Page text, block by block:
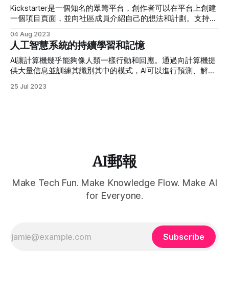
Kickstarter是一個知名的眾籌平台，創作者可以在平台上創建
一個項目頁面，並向社區成員介紹自己的想法和計劃。支持者
現目標，支持者往往會獲得一些回報，例如項目的產品或特殊
體驗。
04 Aug 2023
人工智慧系統的持續學習和記憶
AI讓計算機幾乎能夠像人類一樣行動和回應。通過向計算機提
供大量信息並訓練其識別其中的模式，AI可以進行預測、解決
法 - 一系列必須按照正確順序遵循的規則來完成任務。
25 Jul 2023
AI郵報
Make Tech Fun. Make Knowledge Flow. Make AI
for Everyone.
Subscribe